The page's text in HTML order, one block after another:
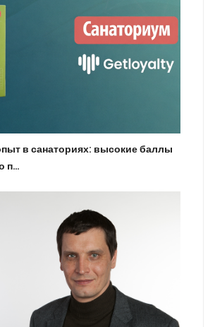
в санаториях: высокие баллы
п…